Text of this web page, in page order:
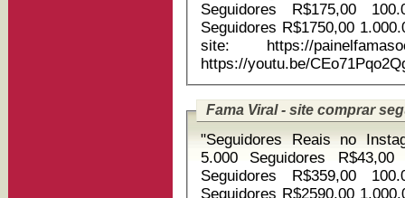
Seguidores R$175,00
Seguidores R$1750,00 1.000.000
site: https://
https://youtu.be/
Fama Viral - site comprar
"Seguidores Reais no Instagram 1.000
5.000 Seguidores
Seguidores R$359,00
Seguidores R$2590,00 1.000.000